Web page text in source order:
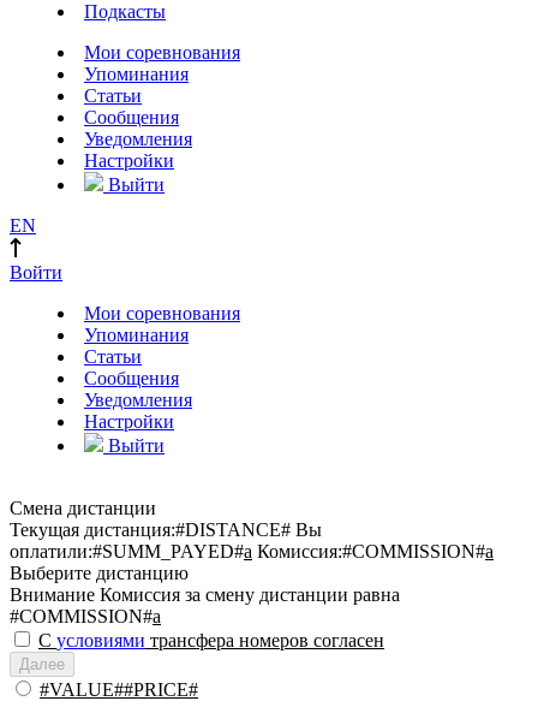
Подкасты
Мои соревнования
Упоминания
Статьи
Сообщения
Уведомления
Настройки
Выйти
EN
Войти
Мои соревнования
Упоминания
Статьи
Сообщения
Уведомления
Настройки
Выйти
Смена дистанции
Текущая дистанция:#DISTANCE# Вы
оплатили:#SUMM_PAYED#a Комиссия:#COMMISSION#a
Выберите дистанцию
Внимание Комиссия за смену дистанции равна
#COMMISSION#a
С условиями трансфера номеров согласен
Далее
#VALUE##PRICE#